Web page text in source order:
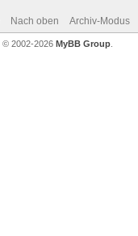
Nach oben Archiv-Modus
, © 2002-2026 MyBB Group